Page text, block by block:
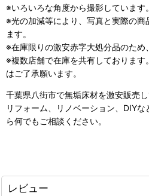
※いろいろな角度から撮影しています。
※光の加減等により、写真と実際の商
ます。
※在庫限りの激安赤字大処分品のため
※複数店舗で在庫を共有しておりま
はご了承願います。
千葉県八街市で無垢床材を激安販売し
リフォーム、リノベーション、DIY
ら何でもご相談ください。
レビュー